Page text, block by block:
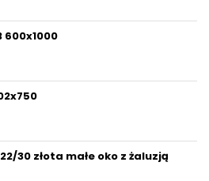
600x1000
30 złota małe oko z żaluzją